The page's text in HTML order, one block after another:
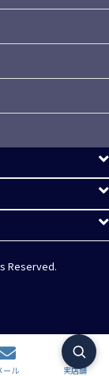
Reserved.
ール 実店舗